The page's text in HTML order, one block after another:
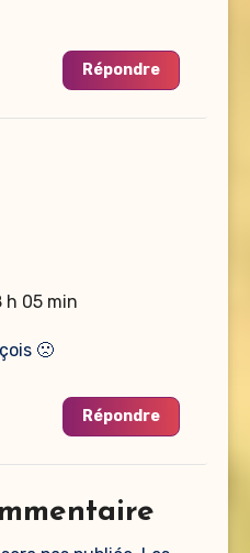
Répondre
h 05 min
🙁
Répondre